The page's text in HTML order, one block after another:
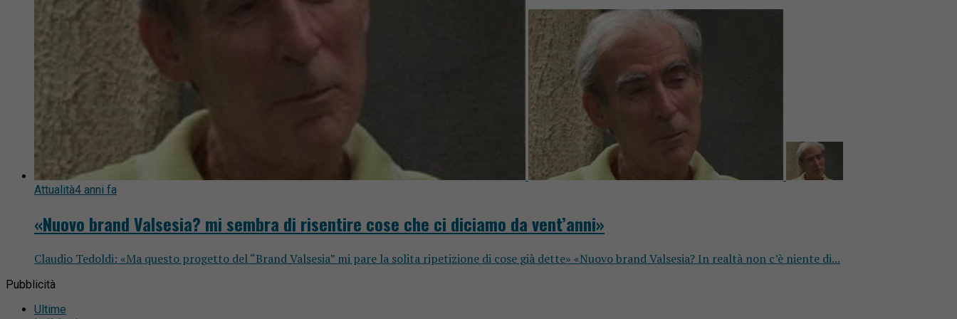
Attualità4 anni fa
«Nuovo brand Valsesia? mi sembra di risentire cose che ci diciamo da vent’anni»
Claudio Tedoldi: «Ma questo progetto del “Brand Valsesia” mi pare la solita ripetizione di cose già dette» «Nuovo brand Valsesia? In realtà non c’è niente di...
Pubblicità
Ultime